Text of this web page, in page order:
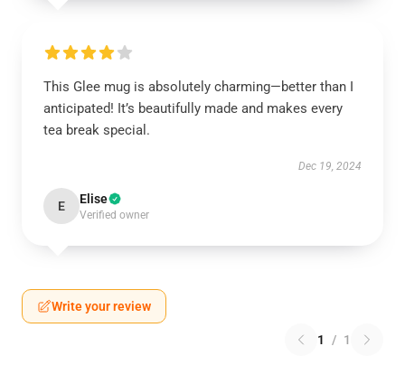
This Glee mug is absolutely charming—better than I
anticipated! It’s beautifully made and makes every
tea break special.
Dec 19, 2024
E Elise
Verified owner
Write your review
1 / 1